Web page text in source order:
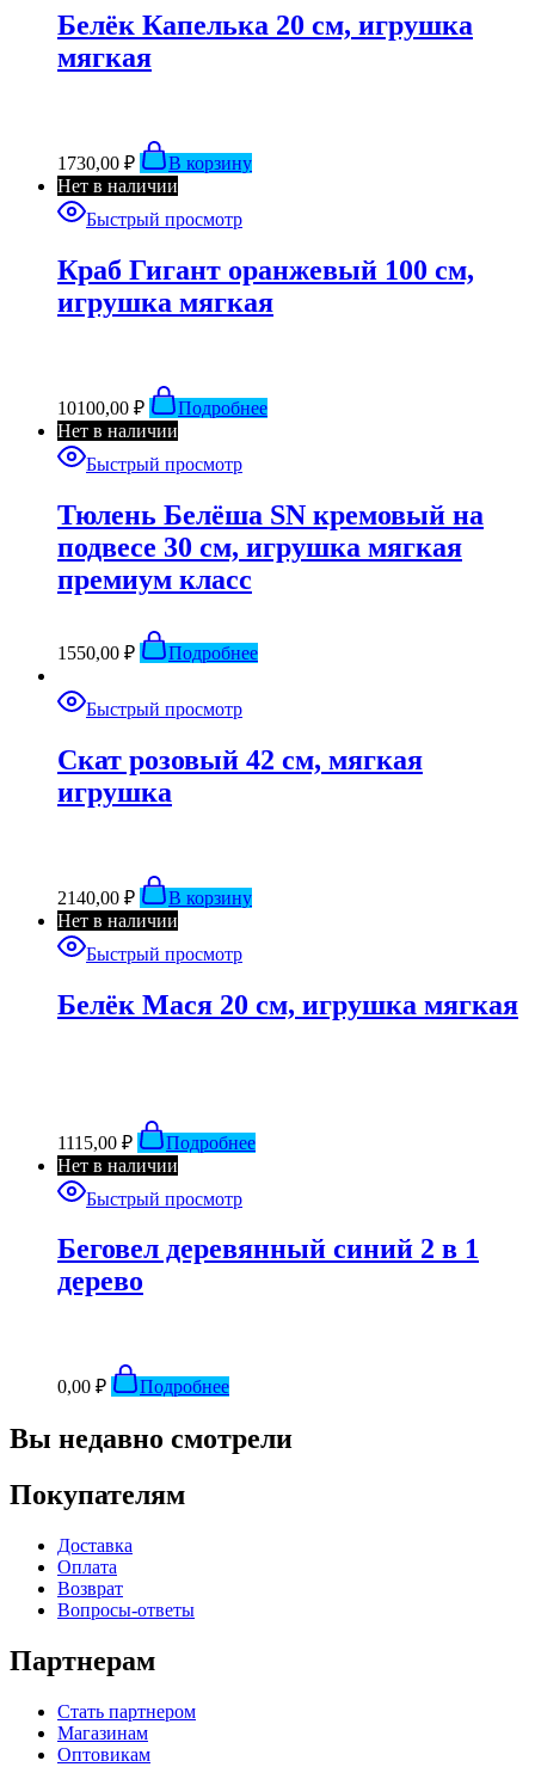
Белёк Капелька 20 см, игрушка
мягкая
1730,00 ₽
В корзину
Нет в наличии
Быстрый просмотр
Краб Гигант оранжевый 100 см,
игрушка мягкая
10100,00 ₽
Подробнее
Нет в наличии
Быстрый просмотр
Тюлень Белёша SN кремовый на
подвесе 30 см, игрушка мягкая
премиум класс
1550,00 ₽ Подробнее
Быстрый просмотр
Скат розовый 42 см, мягкая
игрушка
2140,00 ₽
В корзину
Нет в наличии
Быстрый просмотр
Белёк Мася 20 см, игрушка мягкая
1115,00 ₽
Подробнее
Нет в наличии
Быстрый просмотр
Беговел деревянный синий 2 в 1
дерево
0,00 ₽ Подробнее
Вы недавно смотрели
Покупателям
Доставка
Оплата
Возврат
Вопросы-ответы
Партнерам
Стать партнером
Магазинам
Оптовикам